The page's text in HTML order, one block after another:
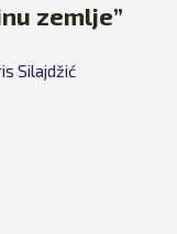
zemlje”
Silajdžić